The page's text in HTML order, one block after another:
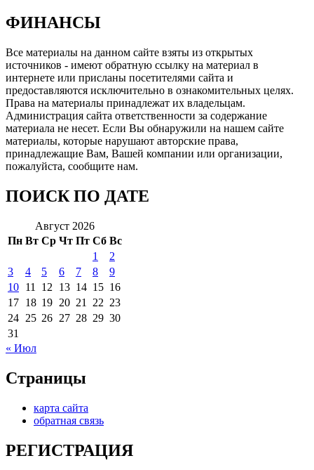
ФИНАНСЫ
Все материалы на данном сайте взяты из открытых
источников - имеют обратную ссылку на материал в
интернете или присланы посетителями сайта и
предоставляются исключительно в ознакомительных целях.
Права на материалы принадлежат их владельцам.
Администрация сайта ответственности за содержание
материала не несет. Если Вы обнаружили на нашем сайте
материалы, которые нарушают авторские права,
принадлежащие Вам, Вашей компании или организации,
пожалуйста, сообщите нам.
ПОИСК ПО ДАТЕ
Август 2026
Пн Вт Ср Чт Пт Сб Вс
1
2
3
4 5 6 7 8
9
10 11 12 13 14 15 16
17 18 19 20 21 22 23
24 25 26 27 28 29 30
31
« Июл
Страницы
карта сайта
обратная связь
РЕГИСТРАЦИЯ